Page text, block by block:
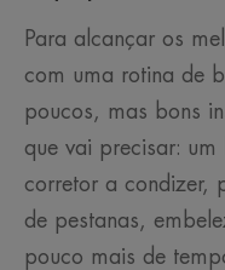
Para alcançar os
com uma rotina de
poucos, mas bons
que vai precisar:
corretor a condizer,
de pestanas,
pouco mais de